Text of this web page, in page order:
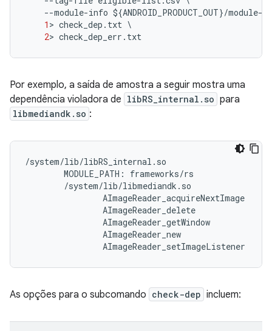
--module-info ${ANDROID_PRODUCT_OUT}/module-
1 > check_dep . txt
2> check_dep_err . txt
Por exemplo, a saída de amostra a seguir mostra uma
dependência violadora de libRS_internal.so para
libmediandk.so :
/system/lib/libRS_internal . so
MODULE_PATH : frameworks/rs
/system/lib/libmediandk . so
AImageReader_acquireNextImage
AImageReader_delete
AImageReader_getWindow
AImageReader_new
AImageReader_setImageListener
As opções para o subcomando check-dep incluem: